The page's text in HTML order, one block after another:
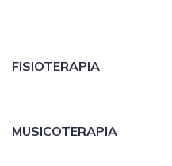
FISIOTERAPIA
MUSICOTERAPIA